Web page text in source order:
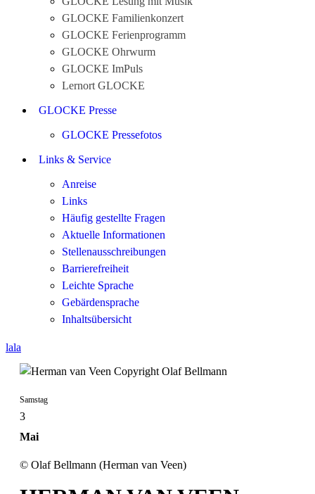
GLOCKE Familienkonzert
GLOCKE Ferienprogramm
GLOCKE Ohrwurm
GLOCKE ImPuls
Lernort GLOCKE
GLOCKE Presse
GLOCKE Pressefotos
Links & Service
Anreise
Links
Häufig gestellte Fragen
Aktuelle Informationen
Stellenausschreibungen
Barrierefreiheit
Leichte Sprache
Gebärdensprache
Inhaltsübersicht
lala
Samstag
3
Mai
© Olaf Bellmann (Herman van Veen)